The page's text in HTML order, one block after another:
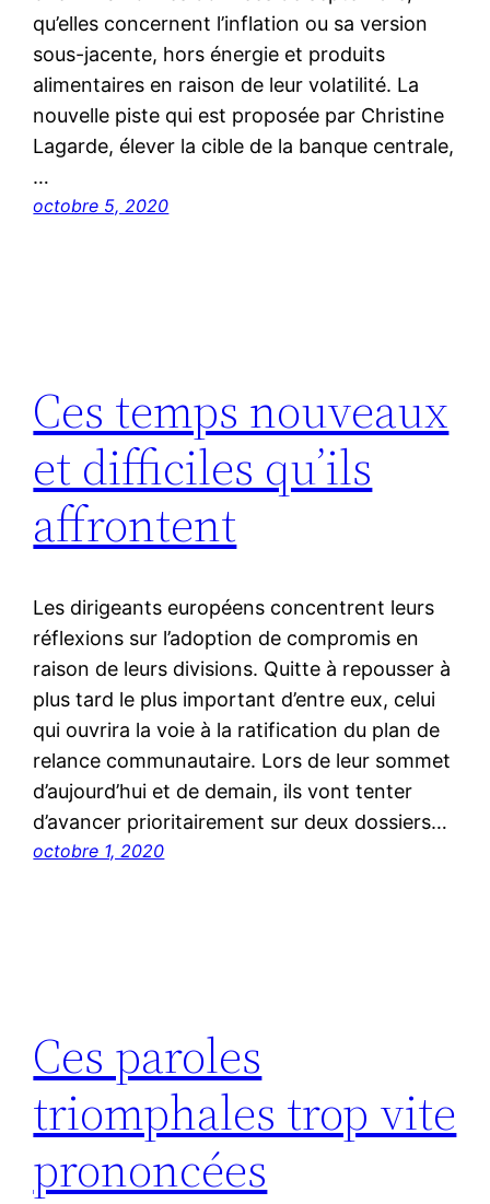
qu’elles concernent l’inflation ou sa version
sous-jacente, hors énergie et produits
alimentaires en raison de leur volatilité. La
nouvelle piste qui est proposée par Christine
Lagarde, élever la cible de la banque centrale,
…
octobre 5, 2020
Ces temps nouveaux
et difficiles qu’ils
affrontent
Les dirigeants européens concentrent leurs
réflexions sur l’adoption de compromis en
raison de leurs divisions. Quitte à repousser à
plus tard le plus important d’entre eux, celui
qui ouvrira la voie à la ratification du plan de
relance communautaire. Lors de leur sommet
d’aujourd’hui et de demain, ils vont tenter
d’avancer prioritairement sur deux dossiers…
octobre 1, 2020
Ces paroles
triomphales trop vite
prononcées